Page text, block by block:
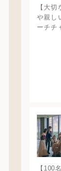
【大
や親し
ーチチ
【100